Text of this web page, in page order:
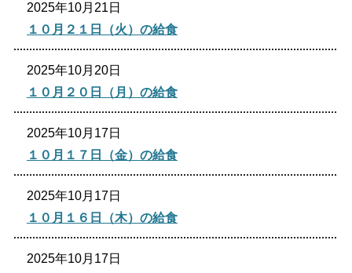
2025年10月21日
１０月２１日（火）の給食
2025年10月20日
１０月２０日（月）の給食
2025年10月17日
１０月１７日（金）の給食
2025年10月17日
１０月１６日（木）の給食
2025年10月17日